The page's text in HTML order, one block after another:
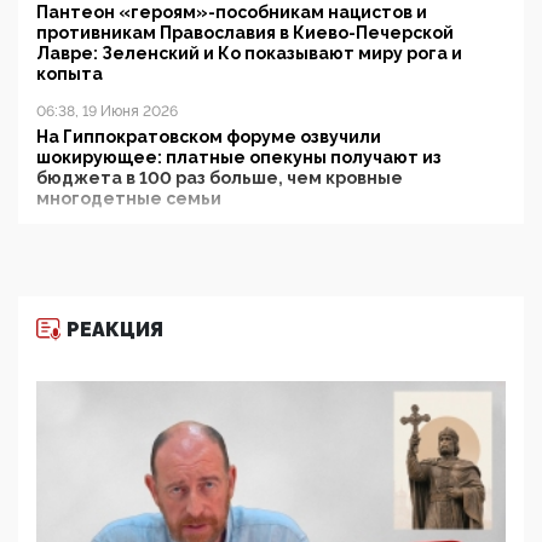
Пантеон «героям»-пособникам нацистов и
противникам Православия в Киево-Печерской
Лавре: Зеленский и Ко показывают миру рога и
копыта
06:38, 19 Июня 2026
На Гиппократовском форуме озвучили
шокирующее: платные опекуны получают из
бюджета в 100 раз больше, чем кровные
многодетные семьи
11:53, 09 Июня 2026
деятельность ИИТО ЮНЕСКО в России, но
цифроглобалисты продолжают определять
повестку в образовании
09:43, 01 Июня 2026
5G за счет здоровья граждан: Минцифры намерено
отобрать у регионов и муниципалитетов право
защищать жилые дома и социальные объекты от
РЕАКЦИЯ